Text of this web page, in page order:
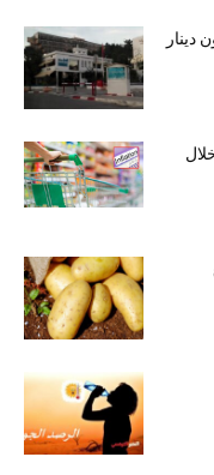
السياحية يرصد 8 مليون دينار